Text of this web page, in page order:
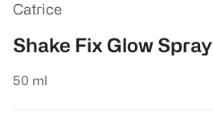
Catrice
Shake Fix Glow Spray
50 ml